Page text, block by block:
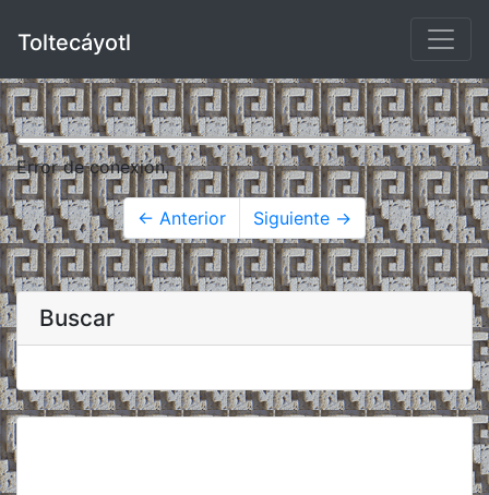
Toltecáyotl
Error de conexión.
← Anterior Siguiente →
Buscar